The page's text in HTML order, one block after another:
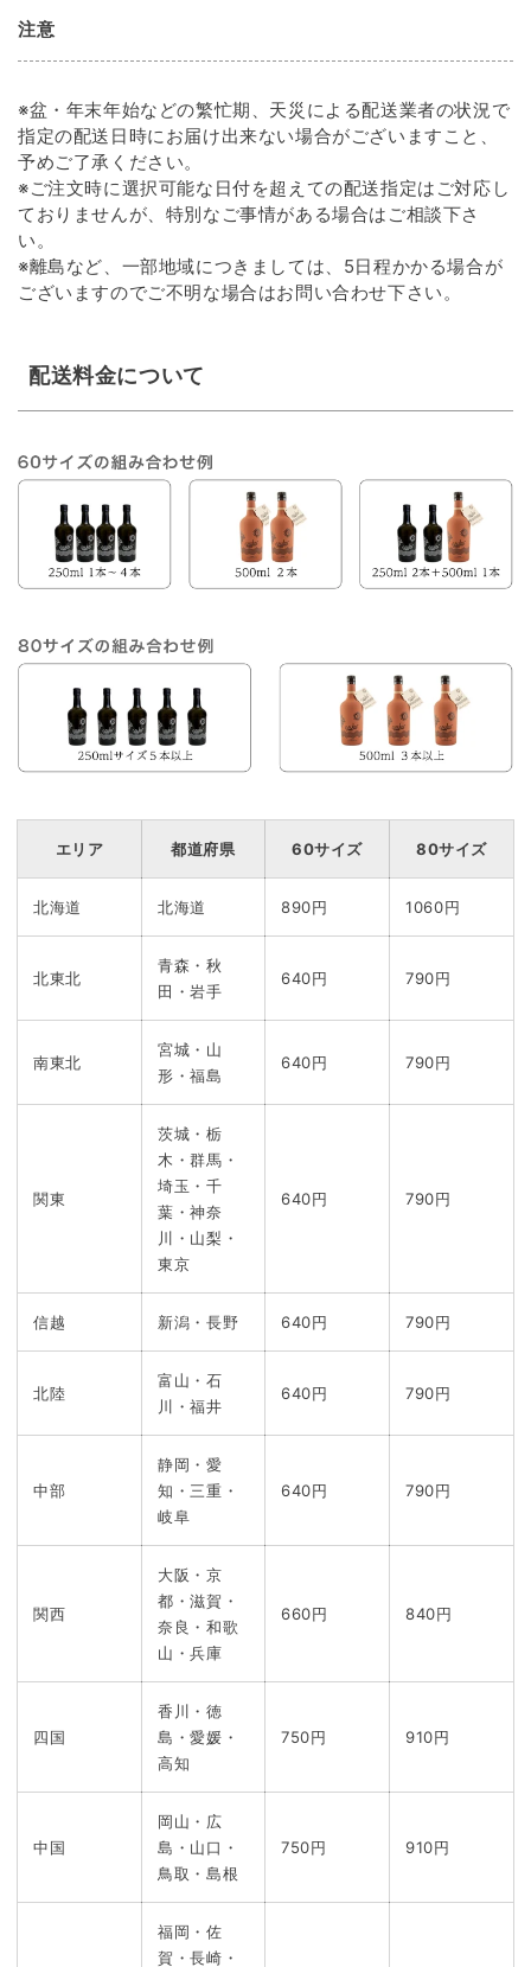
注意
※盆・年末年始などの繁忙期、天災による配送業者の状況で
指定の配送日時にお届け出来ない場合がございますこと、
予めご了承ください。
※ご注文時に選択可能な日付を超えての配送指定はご対応し
ておりませんが、特別なご事情がある場合はご相談下さ
い。
※離島など、一部地域につきましては、5日程かかる場合が
ございますのでご不明な場合はお問い合わせ下さい。
配送料金について
エリア 都道府県 60サイズ 80サイズ
北海道 北海道 890円 1060円
北東北
青森・秋
田・岩手
640円 790円
南東北
宮城・山
形・福島
640円 790円
関東
茨城・栃
木・群馬・
埼玉・千
葉・神奈
川・山梨・
東京
640円 790円
信越 新潟・長野 640円 790円
北陸
富山・石
川・福井
640円 790円
中部
静岡・愛
知・三重・
岐阜
640円 790円
関西
大阪・京
都・滋賀・
奈良・和歌
山・兵庫
660円 840円
四国
香川・徳
島・愛媛・
高知
750円 910円
中国
岡山・広
島・山口・
鳥取・島根
750円 910円
福岡・佐
賀・長崎・